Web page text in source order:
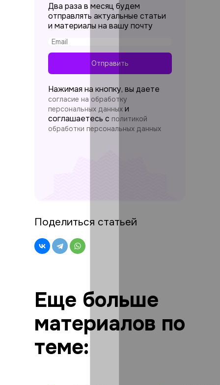
Два раза в месяц будем
отправлять актуальные статьи
и материалы на вашу почту
Отправить
Нажимая на кнопку, вы даете
согласие на обработку
персональных данных и
соглашаетесь c политикой
обработки персональных данных
Поделиться статьей
Еще больше
материалов по
теме: